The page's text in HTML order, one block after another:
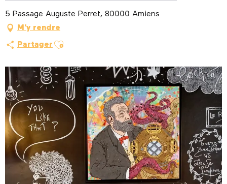
5 Passage Auguste Perret, 80000 Amiens
M'y rendre
Partager Ajouter aux favoris